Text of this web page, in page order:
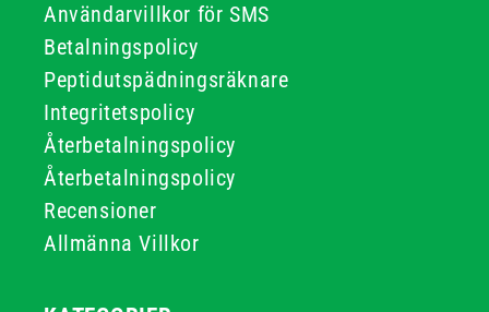
Användarvillkor för SMS
Betalningspolicy
Peptidutspädningsräknare
Integritetspolicy
Återbetalningspolicy
Återbetalningspolicy
Recensioner
Allmänna Villkor